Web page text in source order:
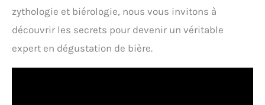
zythologie et biérologie, nous vous invitons à
découvrir les secrets pour devenir un véritable
expert en dégustation de bière.